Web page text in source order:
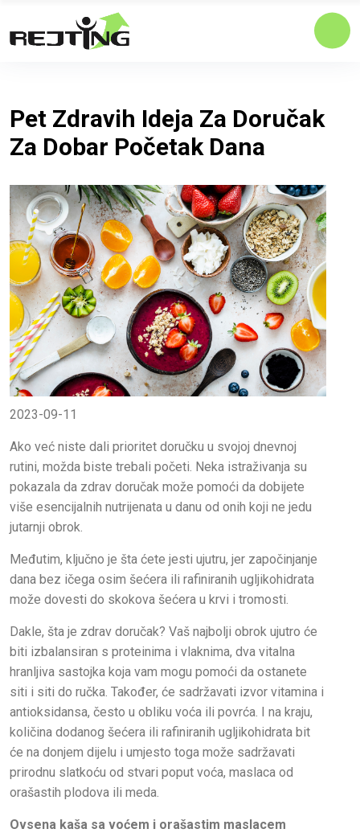
Pet Zdravih Ideja Za Doručak
Za Dobar Početak Dana
2023-09-11
Ako već niste dali prioritet doručku u svojoj dnevnoj
rutini, možda biste trebali početi. Neka istraživanja su
pokazala da zdrav doručak može pomoći da dobijete
više esencijalnih nutrijenata u danu od onih koji ne jedu
jutarnji obrok.
Međutim, ključno je šta ćete jesti ujutru, jer započinjanje
dana bez ičega osim šećera ili rafiniranih ugljikohidrata
može dovesti do skokova šećera u krvi i tromosti.
Dakle, šta je zdrav doručak? Vaš najbolji obrok ujutro će
biti izbalansiran s proteinima i vlaknima, dva vitalna
hranljiva sastojka koja vam mogu pomoći da ostanete
siti i siti do ručka. Također, će sadržavati izvor vitamina i
antioksidansa, često u obliku voća ili povrća. I na kraju,
količina dodanog šećera ili rafiniranih ugljikohidrata bit
će na donjem dijelu i umjesto toga može sadržavati
prirodnu slatkoću od stvari poput voća, maslaca od
orašastih plodova ili meda.
Ovsena kaša sa voćem i orašastim maslacem